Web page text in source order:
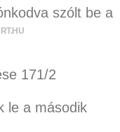
szólt be a
171/2
le a második